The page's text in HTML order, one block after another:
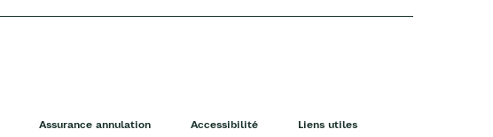
Assurance annulation Accessibilité Liens utiles